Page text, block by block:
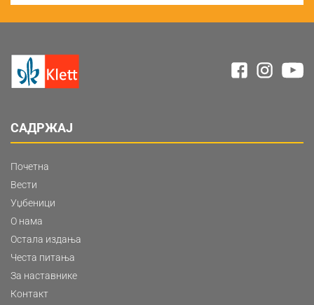
САДРЖАЈ
Почетна
Вести
Уџбеници
О нама
Остала издања
Честа питања
За наставнике
Контакт